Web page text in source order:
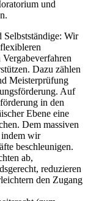
und
Wir
Dazu zählen
Meisterprüfung
Auf
in den
Ebene eine
Dem massiven
wir
beschleunigen.
ab,
reduzieren
den Zugang